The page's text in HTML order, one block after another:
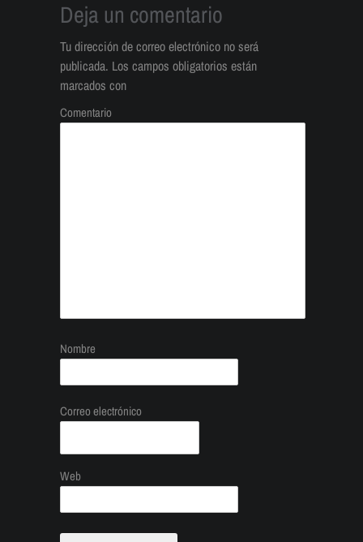
Deja un comentario
Tu dirección de correo electrónico no será
publicada. Los campos obligatorios están
marcados con
Comentario
Nombre
Correo electrónico
Web